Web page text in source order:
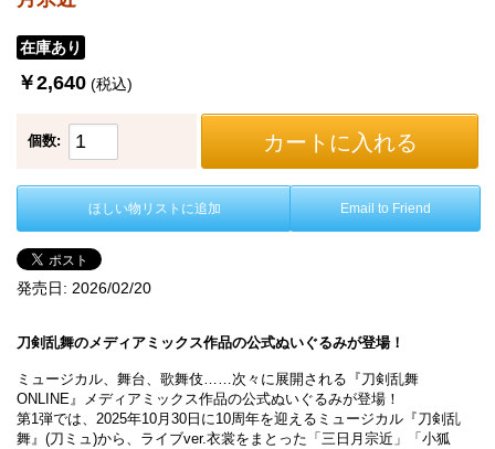
在庫あり
￥2,640 (税込)
個数: カートに入れる
ほしい物リストに追加 Email to Friend
発売日: 2026/02/20
刀剣乱舞のメディアミックス作品の公式ぬいぐるみが登場！
ミュージカル、舞台、歌舞伎……次々に展開される『刀剣乱舞
ONLINE』メディアミックス作品の公式ぬいぐるみが登場！
第1弾では、2025年10月30日に10周年を迎えるミュージカル『刀剣乱
舞』(刀ミュ)から、ライブver.衣裳をまとった「三日月宗近」「小狐